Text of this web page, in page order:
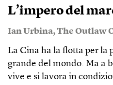
L’impero del
Ian Urbina,The Outlaw
La Cina ha la flotta per la
grande del mondo. Ma a
vive e si lavora in